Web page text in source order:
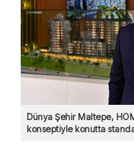
Dünya Şehir Maltepe,
konseptiyle konutta